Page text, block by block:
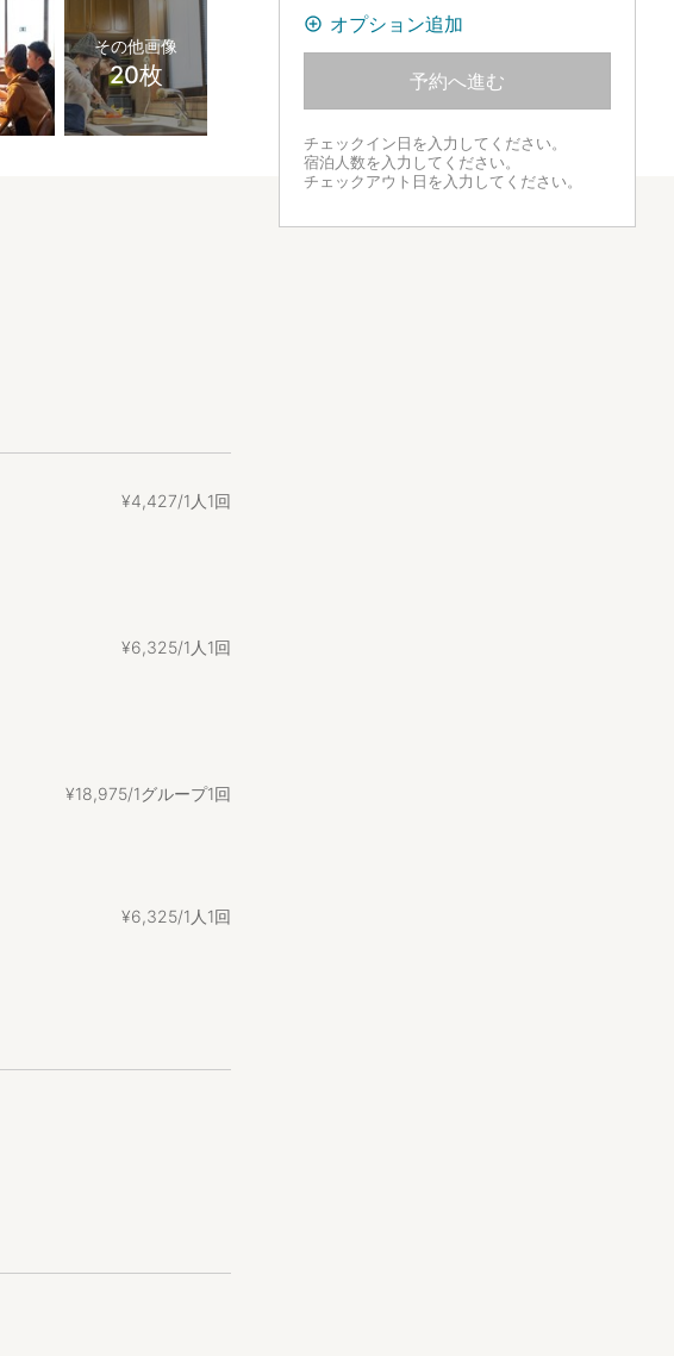
オプション追加
予約へ進む
チェックイン日を入力してください。
宿泊人数を入力してください。
チェックアウト日を入力してください。
その他画像
20枚
¥4,427/1人1回
¥6,325/1人1回
¥18,975/1グループ1回
¥6,325/1人1回